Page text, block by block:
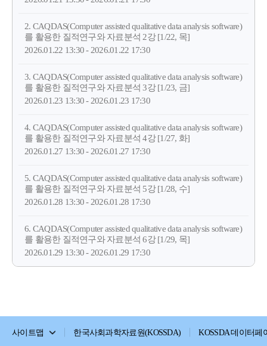
2. CAQDAS(Computer assisted qualitative data analysis software)
를 활용한 질적연구와 자료분석 2강 [1/22, 목]
2026.01.22 13:30 - 2026.01.22 17:30
3. CAQDAS(Computer assisted qualitative data analysis software)
를 활용한 질적연구와 자료분석 3강 [1/23, 금]
2026.01.23 13:30 - 2026.01.23 17:30
4. CAQDAS(Computer assisted qualitative data analysis software)
를 활용한 질적연구와 자료분석 4강 [1/27, 화]
2026.01.27 13:30 - 2026.01.27 17:30
5. CAQDAS(Computer assisted qualitative data analysis software)
를 활용한 질적연구와 자료분석 5강 [1/28, 수]
2026.01.28 13:30 - 2026.01.28 17:30
6. CAQDAS(Computer assisted qualitative data analysis software)
를 활용한 질적연구와 자료분석 6강 [1/29, 목]
2026.01.29 13:30 - 2026.01.29 17:30
사이트맵 한국사회과학자료원(KOSSDA) KOSSDA 데이터페